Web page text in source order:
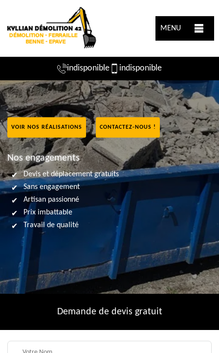
MENU
indisponible indisponible
VOIR NOS RÉALISATIONS CONTACTEZ-NOUS !
Nos engagements
Devis et déplacement gratuits
Sans engagement
Artisan passionné
Prix imbattable
Travail de qualité
Demande de devis gratuit